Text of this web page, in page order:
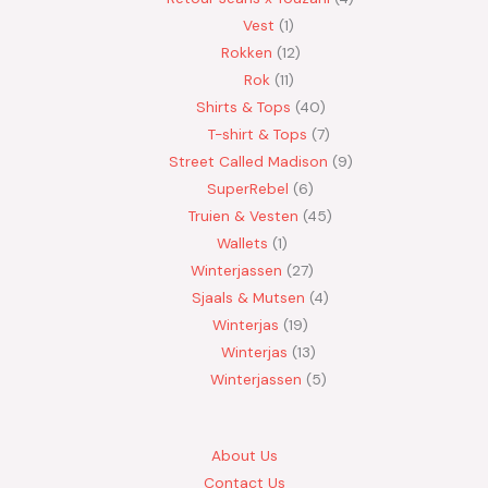
Vest 1
Rokken 12
Rok 11
Shirts & Tops 40
T-shirt & Tops 7
Street Called Madison 9
SuperRebel
6
Truien & Vesten 45
Wallets 1
Winterjassen
27
Sjaals & Mutsen 4
Winterjas 19
Winterjas 13
Winterjassen
5
About Us
Contact Us